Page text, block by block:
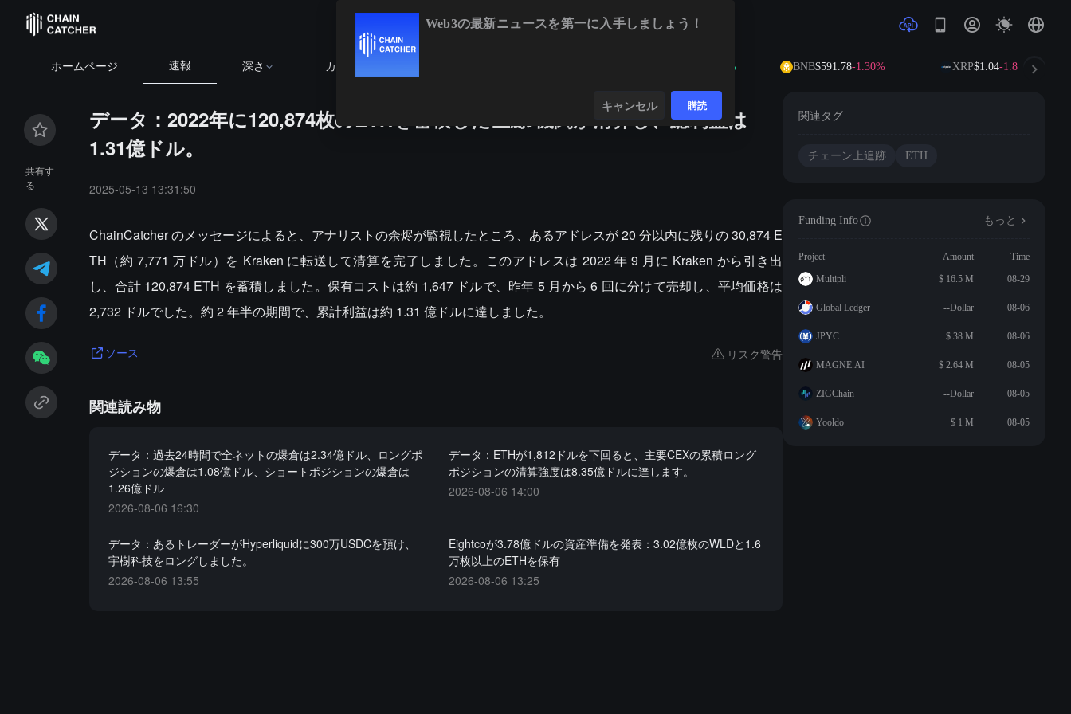
ホームページ 速報 深さ カレンダー BNB$591.78-1.30% XRP$1.04-1.88%
共有す
る
データ：2022年に120,874枚のETHを蓄積した巨鯨/機関が清算し、総利益は
1.31億ドル。
2025-05-13 13:31:50
ChainCatcher のメッセージによると、アナリストの余烬が監視したところ、あるアドレスが 20 分以内に残りの 30,874 E
TH（約 7,771 万ドル）を Kraken に転送して清算を完了しました。このアドレスは 2022 年 9 月に Kraken から引き出
し、合計 120,874 ETH を蓄積しました。保有コストは約 1,647 ドルで、昨年 5 月から 6 回に分けて売却し、平均価格は
2,732 ドルでした。約 2 年半の期間で、累計利益は約 1.31 億ドルに達しました。
ソース リスク警告
関連読み物
データ：過去24時間で全ネットの爆倉は2.34億ドル、ロングポ
ジションの爆倉は1.08億ドル、ショートポジションの爆倉は
1.26億ドル
2026-08-06 16:30
データ：ETHが1,812ドルを下回ると、主要CEXの累積ロング
ポジションの清算強度は8.35億ドルに達します。
2026-08-06 14:00
データ：あるトレーダーがHyperliquidに300万USDCを預け、
宇樹科技をロングしました。
2026-08-06 13:55
Eightcoが3.78億ドルの資産準備を発表：3.02億枚のWLDと1.6
万枚以上のETHを保有
2026-08-06 13:25
関連タグ
チェーン上追跡 ETH
Funding Info もっと
Project Amount
Time
Multipli
$ 16.5 M 08-29
Global Ledger --Dollar 08-06
JPYC $ 38 M 08-06
MAGNE.AI $ 2.64 M 08-05
ZIGChain --Dollar 08-05
Yooldo $ 1 M 08-05
Web3の最新ニュースを第一に入手しましょう！
キャンセル 購読